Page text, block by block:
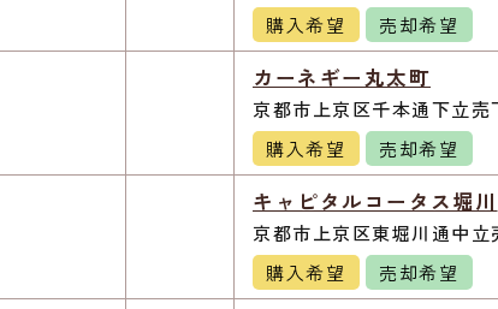
購入希望
売却希望
カーネギー丸太町
京都市上京区千本通下立
購入希望
売却希望
キャピタルコータス堀川
京都市上京区東堀川通中
購入希望
売却希望